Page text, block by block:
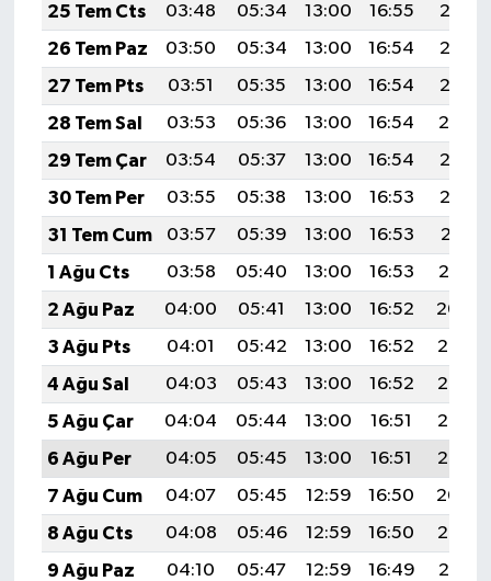
25 Tem Cts
03:48 05:34 13:00 16:55
20:17
26 Tem Paz
03:50 05:34 13:00 16:54
20:16
27 Tem Pts
03:51 05:35 13:00 16:54
20:15
28 Tem Sal
03:53 05:36 13:00 16:54
20:14
29 Tem Çar
03:54 05:37 13:00 16:54
20:13
30 Tem Per
03:55 05:38 13:00 16:53
20:12
31 Tem Cum
03:57 05:39 13:00 16:53
20:11
1 Ağu Cts
03:58 05:40 13:00 16:53
20:10
2 Ağu Paz
04:00 05:41 13:00 16:52
20:09
3 Ağu Pts
04:01 05:42 13:00 16:52
20:08
4 Ağu Sal
04:03 05:43 13:00 16:52
20:07
5 Ağu Çar
04:04 05:44 13:00 16:51
20:06
6 Ağu Per
04:05 05:45 13:00 16:51
20:05
7 Ağu Cum
04:07 05:45 12:59 16:50
20:04
8 Ağu Cts
04:08 05:46 12:59 16:50
20:02
9 Ağu Paz
04:10 05:47 12:59 16:49
20:01